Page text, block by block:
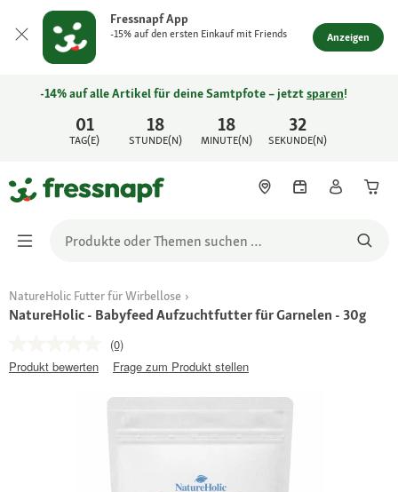
Fressnapf App
-15% auf den ersten Einkauf mit Friends Anzeigen
01
TAG(E)
18
STUNDE(N)
18
MINUTE(N)
32
SEKUNDE(N)
-14% auf alle Artikel für deine Samtpfote – jetztsparen!
NatureHolic Futter für Wirbellose
NatureHolic - Babyfeed Aufzuchtfutter für Garnelen - 30g
(0)
Produkt bewerten
Frage zum Produkt stellen